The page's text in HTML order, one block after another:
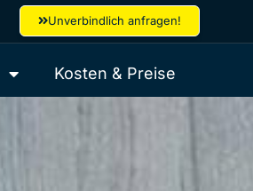
Unverbindlich anfragen!
Kosten & Preise